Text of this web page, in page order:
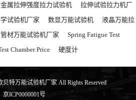
金属拉伸强度拉力试验机
拉伸试验拉力机厂
试验机厂家 数显万能试验机
液晶万能拉
管材万能试验机厂家
Spring Fatigue Test
Chamber Price 硬度计
特万能试验机厂家 All Rights Reserved
京ICP0000001号